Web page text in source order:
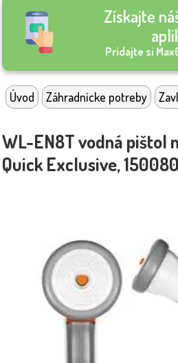
Získajte
Pridajte si
Úvod Záhradnícke potreby
WL-EN8T vodná pištol
Quick Exclusive,